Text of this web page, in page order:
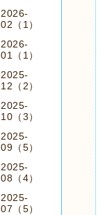
2026-
02（1）
2026-
01（1）
2025-
12（2）
2025-
10（3）
2025-
09（5）
2025-
08（4）
2025-
07（5）